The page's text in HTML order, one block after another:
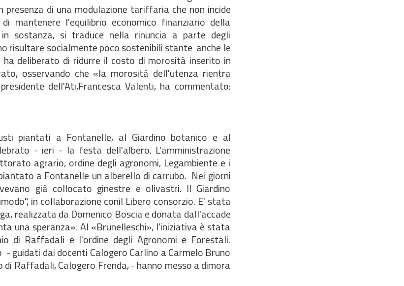
di una modulazione tariffaria che non incide
mantenere l'equilibrio economico finanziario della
sostanza, si traduce nella rinuncia a parte degli
risultare socialmente poco sostenibili stante anche le
deliberato di ridurre il costo di morosità inserito in
osservando che «la morosità dell'utenza rientra
dell'Ati,Francesca Valenti, ha commentato:
piantati a Fontanelle, al Giardino botanico e al
- ieri - la festa dell'albero. L'amministrazione
agrario, ordine degli agronomi, Legambiente e i
a Fontanelle un alberello di carrubo. Nei giorni
già collocato ginestre e olivastri. Il Giardino
in collaborazione conil Libero consorzio. E' stata
realizzata da Domenico Boscia e donata dall'accade
una speranza». Al «Brunelleschi», l'iniziativa è stata
di Raffadali e l'ordine degli Agronomi e Forestali.
guidati dai docenti Calogero Carlino a Carmelo Bruno
Raffadali, Calogero Frenda, - hanno messo a dimora